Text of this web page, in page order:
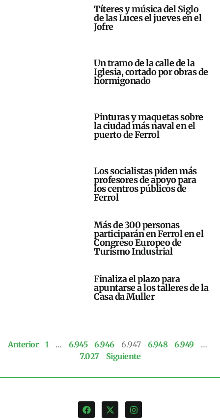
Títeres y música del Siglo
de las Luces el jueves en el
Jofre
Un tramo de la calle de la
Iglesia, cortado por obras de
hormigonado
Pinturas y maquetas sobre
la ciudad más naval en el
puerto de Ferrol
Los socialistas piden más
profesores de apoyo para
los centros públicos de
Ferrol
Más de 300 personas
participarán en Ferrol en el
Congreso Europeo de
Turismo Industrial
Finaliza el plazo para
apuntarse a los talleres de la
Casa da Muller
Anterior 1 … 6.945 6.946 6.947 6.948 6.949
…
7.027
Siguiente